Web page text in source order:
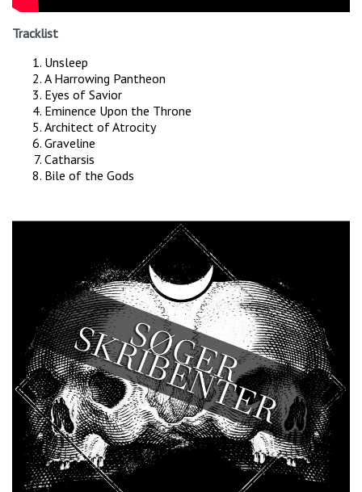
Tracklist
Unsleep
A Harrowing Pantheon
Eyes of Savior
Eminence Upon the Throne
Architect of Atrocity
Graveline
Catharsis
Bile of the Gods